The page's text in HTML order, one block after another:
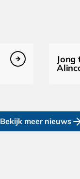
Bekijk meer nieuws